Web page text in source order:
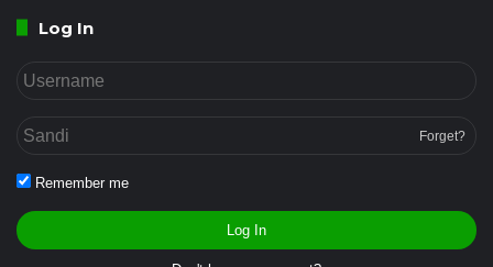
Log In
Forget?
Remember me
Log In